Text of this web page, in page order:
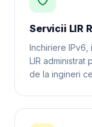
Servicii LIR
Inchiriere IPv6,
LIR administrat
de la ingineri